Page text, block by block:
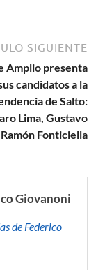
SIGUIENTE
Amplio presenta
candidatos a la
de Salto:
Lima, Gustavo
Fonticiella
Giovanoni
de Federico